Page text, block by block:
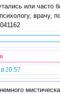
или
врачу,
20:57